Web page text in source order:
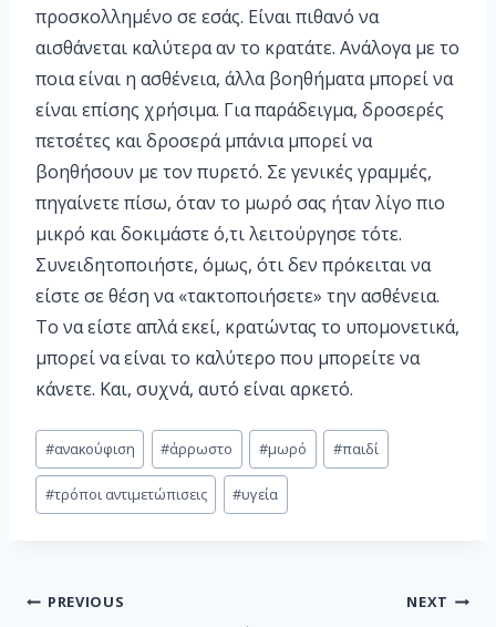
προσκολλημένο σε εσάς. Είναι πιθανό να
αισθάνεται καλύτερα αν το κρατάτε. Ανάλογα με το
ποια είναι η ασθένεια, άλλα βοηθήματα μπορεί να
είναι επίσης χρήσιμα. Για παράδειγμα, δροσερές
πετσέτες και δροσερά μπάνια μπορεί να
βοηθήσουν με τον πυρετό. Σε γενικές γραμμές,
πηγαίνετε πίσω, όταν το μωρό σας ήταν λίγο πιο
μικρό και δοκιμάστε ό,τι λειτούργησε τότε.
Συνειδητοποιήστε, όμως, ότι δεν πρόκειται να
είστε σε θέση να «τακτοποιήσετε» την ασθένεια.
Το να είστε απλά εκεί, κρατώντας το υπομονετικά,
μπορεί να είναι το καλύτερο που μπορείτε να
κάνετε. Και, συχνά, αυτό είναι αρκετό.
#ανακούφιση #άρρωστο #μωρό #παιδί
#τρόποι αντιμετώπισεις #υγεία
PREVIOUS NEXT